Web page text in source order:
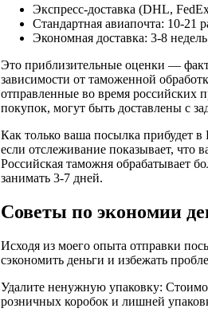
Экспресс-доставка (DHL,
Стандартная авиапочта: 10-21
Экономная доставка: 3-8 недель
Это приблизительные оценки —
зависимости от таможенной
отправленные во время российских
покупок, могут быть доставлены с
Как только ваша посылка прибудет
если отслеживание показывает, что
Российская таможня обрабатывает
занимать 3-7 дней.
Советы по экономии
Исходя из моего опыта отправки
сэкономить деньги и избежать
Удалите ненужную упаковку:
розничных коробок и лишней